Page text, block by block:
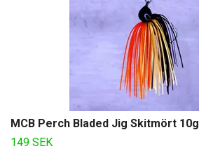
MCB Perch Bladed Jig Skitmört 10g
149 SEK